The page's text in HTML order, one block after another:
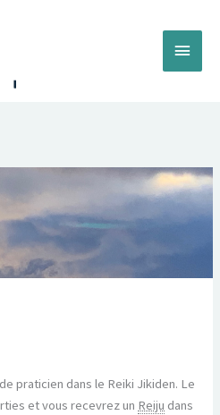
Menu
praticien dans le Reiki Jikiden. Le
et vous recevrez un Reiju dans